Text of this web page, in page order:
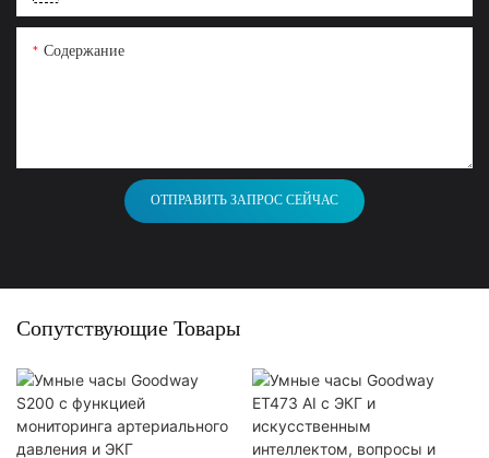
Содержание
ОТПРАВИТЬ ЗАПРОС СЕЙЧАС
Сопутствующие Товары